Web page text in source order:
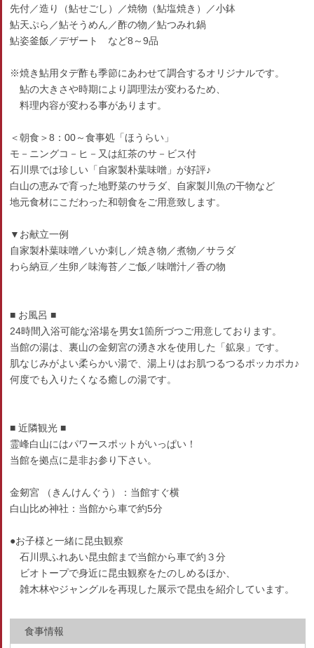
先付／造り（鮎せごし）／焼物（鮎塩焼き）／小鉢
鮎天ぷら／鮎そうめん／酢の物／鮎つみれ鍋
鮎姿釜飯／デザート など8～9品
※焼き鮎用タデ酢も季節にあわせて調合するオリジナルです。
鮎の大きさや時期により調理法が変わるため、
料理内容が変わる事があります。
＜朝食＞8：00～食事処「ほうらい」
モ－ニングコ－ヒ－又は紅茶のサ－ビス付
石川県では珍しい「自家製朴葉味噌」が好評♪
白山の恵みで育った地野菜のサラダ、自家製川魚の干物など
地元食材にこだわった和朝食をご用意致します。
▼お献立一例
自家製朴葉味噌／いか刺し／焼き物／煮物／サラダ
わら納豆／生卵／味海苔／ご飯／味噌汁／香の物
■ お風呂 ■
24時間入浴可能な浴場を男女1箇所づつご用意しております。
当館の湯は、裏山の金剱宮の湧き水を使用した「鉱泉」です。
肌なじみがよい柔らかい湯で、湯上りはお肌つるつるポッカポカ♪
何度でも入りたくなる癒しの湯です。
■ 近隣観光 ■
霊峰白山にはパワースポットがいっぱい！
当館を拠点に是非お参り下さい。
金剱宮 （きんけんぐう）：当館すぐ横
白山比め神社：当館から車で約5分
●お子様と一緒に昆虫観察
石川県ふれあい昆虫館まで当館から車で約３分
ビオトープで身近に昆虫観察をたのしめるほか、
雑木林やジャングルを再現した展示で昆虫を紹介しています。
食事情報